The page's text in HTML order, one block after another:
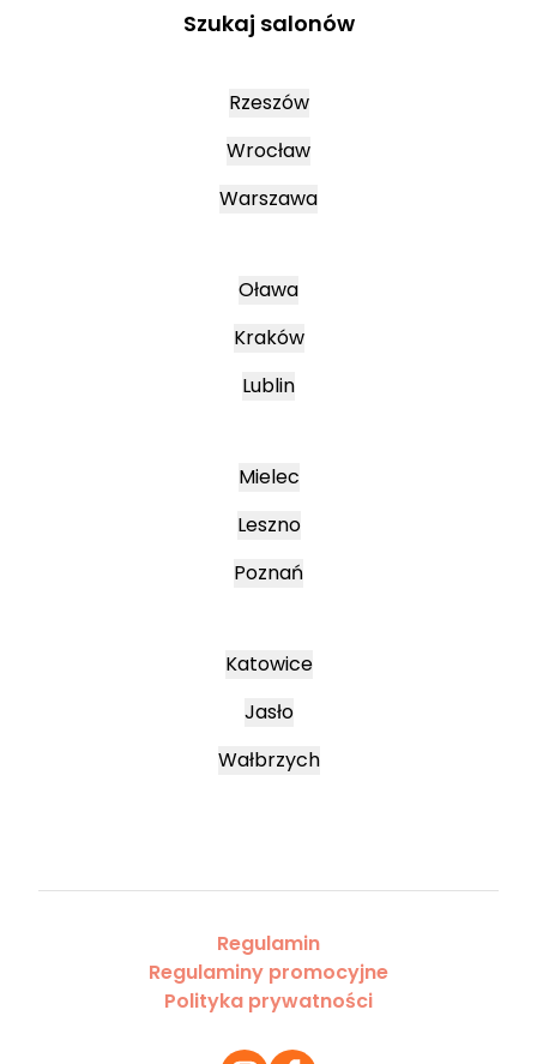
Szukaj salonów
Rzeszów
Wrocław
Warszawa
Oława
Kraków
Lublin
Mielec
Leszno
Poznań
Katowice
Jasło
Wałbrzych
Regulamin
Regulaminy promocyjne
Polityka prywatności